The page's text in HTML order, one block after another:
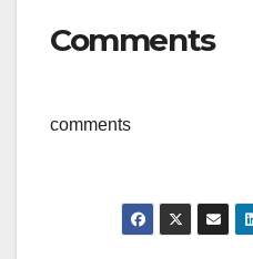
Comments
comments